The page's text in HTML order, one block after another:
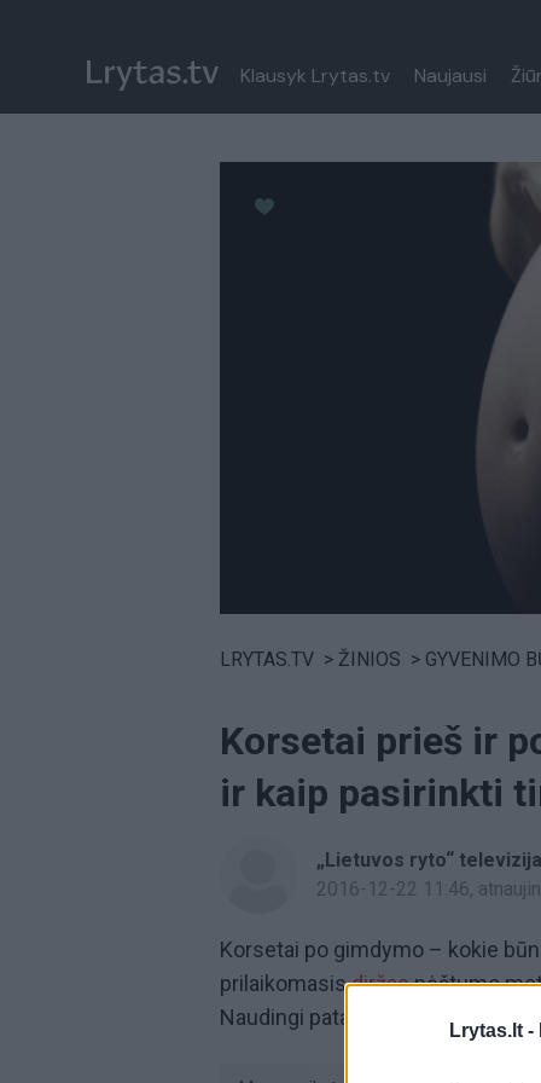
Lrytas.lt -
Klausyk Lrytas.tv Naujausi
LRYTAS.TV > ŽINIOS > GYVENIMO
Korsetai prieš ir
ir kaip pasirinkti
„Lietuvos ryto“ televizija
2016-12-22 11:46,
Korsetai po gimdymo – kokie
prilaikomasisdiržasnėštumo
Naudingi patarimai mamytėms ir